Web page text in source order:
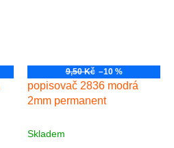
9,50 Kč –10 %
popisovač 2836 modrá
2mm permanent
Skladem